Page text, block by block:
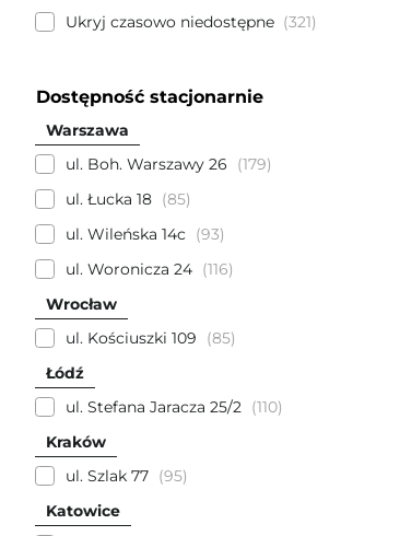
Ukryj czasowo niedostępne 321
Dostępność stacjonarnie
Warszawa
ul. Boh. Warszawy 26
179
ul. Łucka 18
85
ul. Wileńska 14c
93
ul. Woronicza 24
116
Wrocław
ul. Kościuszki 109
85
Łódź
ul. Stefana Jaracza 25/2
110
Kraków
ul. Szlak 77
95
Katowice